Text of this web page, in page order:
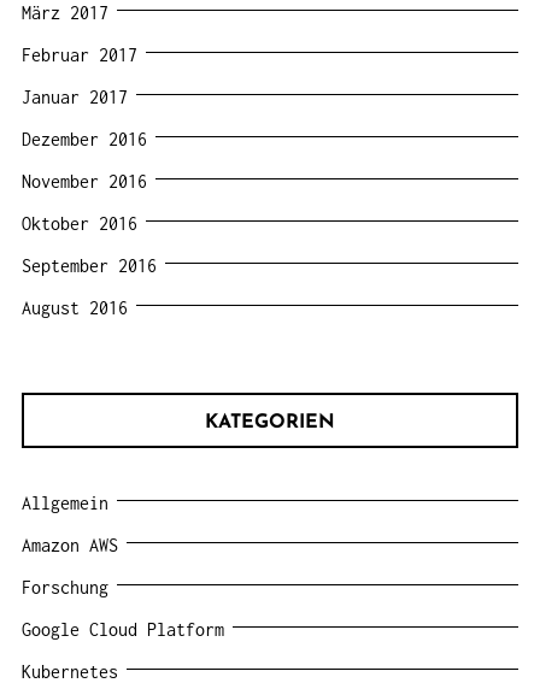
März 2017
Februar 2017
Januar 2017
Dezember 2016
November 2016
Oktober 2016
September 2016
August 2016
KATEGORIEN
Allgemein
Amazon AWS
Forschung
Google Cloud Platform
Kubernetes